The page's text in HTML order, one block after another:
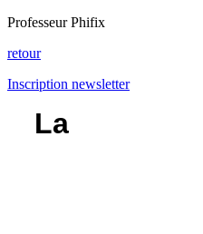
Professeur Phifix
retour
Inscription newsletter
La